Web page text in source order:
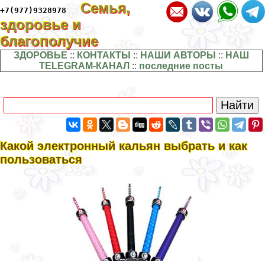
+7(977)9328978
Семья,
здоровье и
благополучие
ЗДОРОВЬЕ :: КОНТАКТЫ :: НАШИ АВТОРЫ :: НАШ
TELEGRAM-КАНАЛ :: последние посты
Какой электронный кальян выбрать и как
пользоваться